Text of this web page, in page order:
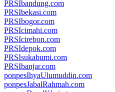
PRSIbandung.com
PRSIbekasi.com
PRSIbogor.com
PRSIcimahi.com
PRSIcirebon.com
PRSIdepok.com
PRSIsukabumi.com
PRSIbanjar.com
ponpesIhyaUlumuddin.com
ponpesJabalRahmah.com